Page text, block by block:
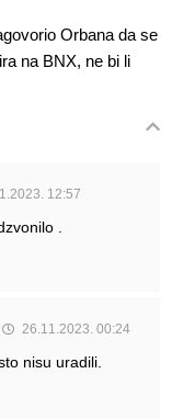
Orbana da se
na BNX, ne bi li
12:57
.
26.11.2023. 00:24
nisu uradili.